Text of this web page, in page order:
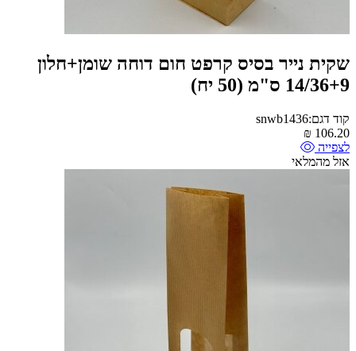
שקית נייר בסיס קרפט חום דוחה שומן+חלון
14/36+9 ס"מ (50 יח)
קוד דגם:snwb1436
106.20
₪
לצפייה
אזל מהמלאי